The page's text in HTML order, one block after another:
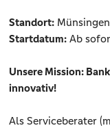
Standort:
Startdatum: Ab
Unsere Mission:
innovativ!
Als Serviceberater